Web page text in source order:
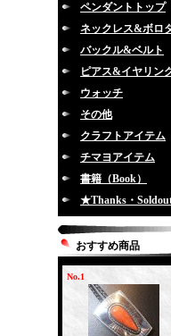
ペンダントトップ
ネックレス&ボロ
バックル&ベルト
ピアス&イヤリン
ウォッチ
その他
クラフトアイテム
チマヨアイテム
書籍（Book）
★Thanks・
おすすめ商品
No.1